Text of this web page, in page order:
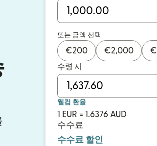
또는 금액 선택
€200 €2,000 €
수령 시
웰컴 환율
1 EUR = 1.6376 AUD
수수료
수수료 할인